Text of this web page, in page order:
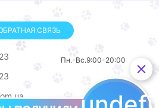
СВЯЗЬ
Пн.-Вс.9:00-20:00